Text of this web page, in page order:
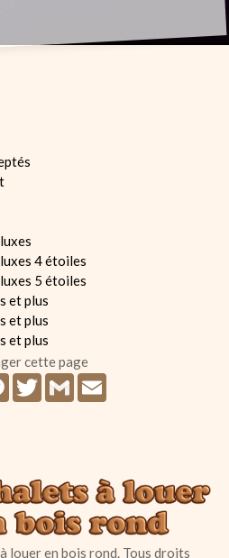
4 étoiles
5 étoiles
et plus
et plus
et plus
cette page
Messenger
TwitterGmail
en bois rond. Tous droits